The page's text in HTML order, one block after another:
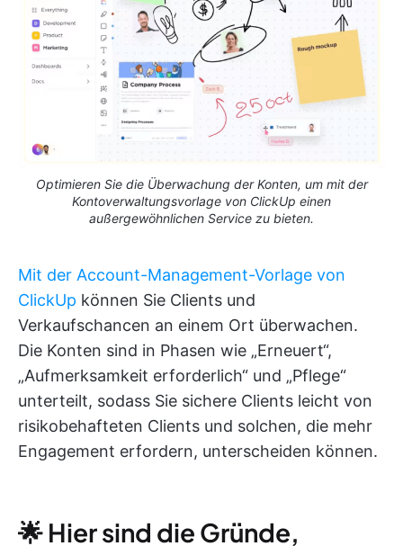
Optimieren Sie die Überwachung der Konten, um mit der
Kontoverwaltungsvorlage von ClickUp einen
außergewöhnlichen Service zu bieten.
Mit der Account-Management-Vorlage von
ClickUp können Sie Clients und
Verkaufschancen an einem Ort überwachen.
Die Konten sind in Phasen wie „Erneuert“,
„Aufmerksamkeit erforderlich“ und „Pflege“
unterteilt, sodass Sie sichere Clients leicht von
risikobehafteten Clients und solchen, die mehr
Engagement erfordern, unterscheiden können.
🌟 Hier sind die Gründe,